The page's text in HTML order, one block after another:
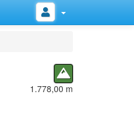
1.778,00 m